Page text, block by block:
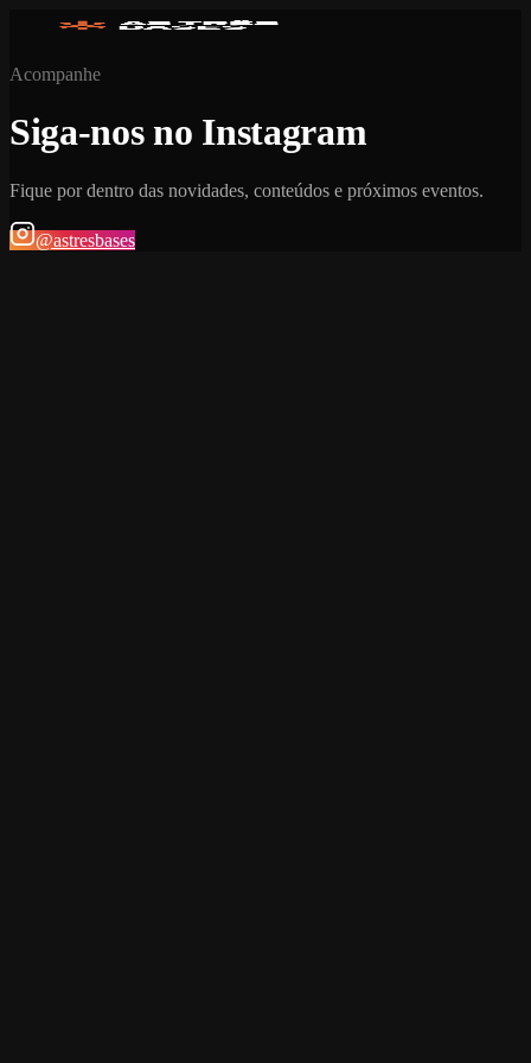
Acompanhe
Siga-nos no Instagram
Fique por dentro das novidades, conteúdos e próximos eventos.
@astresbases